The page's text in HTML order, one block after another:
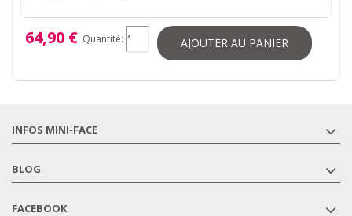
64,90 € Quantité: AJOUTER AU PANIER
INFOS MINI-FACE
BLOG
FACEBOOK